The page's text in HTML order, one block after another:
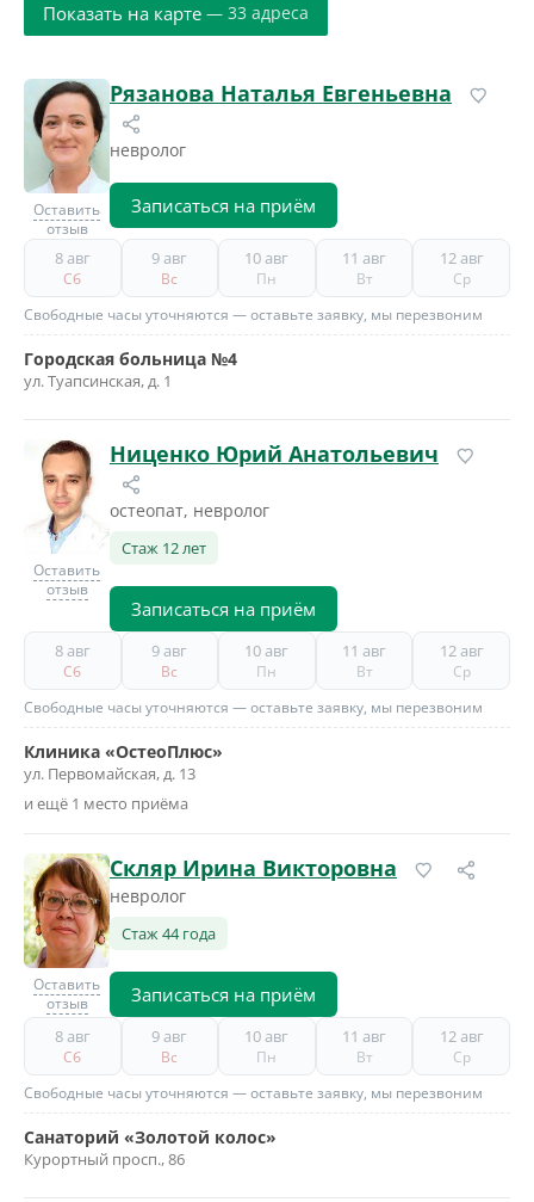
Показать на карте — 33 адреса
Оставить
отзыв
Рязанова Наталья Евгеньевна
невролог
Записаться на приём
8 авг
Сб
9 авг
Вс
10 авг
Пн
11 авг
Вт
12 авг
Ср
Свободные часы уточняются — оставьте заявку, мы перезвоним
Городская больница №4
ул. Туапсинская, д. 1
Оставить
отзыв
Ниценко Юрий Анатольевич
остеопат, невролог
Стаж 12 лет
Записаться на приём
8 авг
Сб
9 авг
Вс
10 авг
Пн
11 авг
Вт
12 авг
Ср
Свободные часы уточняются — оставьте заявку, мы перезвоним
Клиника «ОстеоПлюс»
ул. Первомайская, д. 13
и ещё 1 место приёма
Оставить
отзыв
Скляр Ирина Викторовна
невролог
Стаж 44 года
Записаться на приём
8 авг
Сб
9 авг
Вс
10 авг
Пн
11 авг
Вт
12 авг
Ср
Свободные часы уточняются — оставьте заявку, мы перезвоним
Санаторий «Золотой колос»
Курортный просп., 86